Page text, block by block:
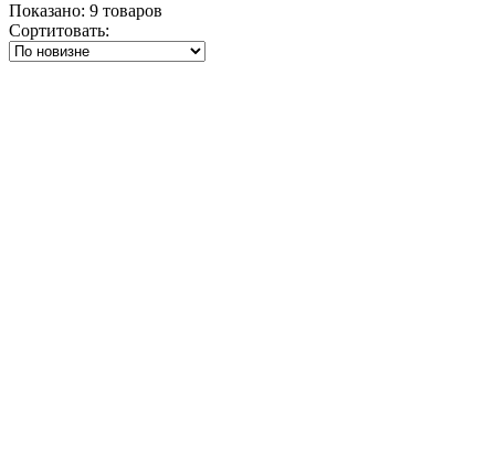
Показано: 9 товаров
Сортитовать: